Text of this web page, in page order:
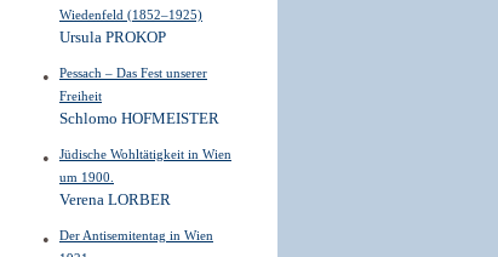
Wiedenfeld (1852–1925)
Ursula PROKOP
Pessach – Das Fest unserer
Freiheit
Schlomo HOFMEISTER
Jüdische Wohltätigkeit in Wien
um 1900.
Verena LORBER
Der Antisemitentag in Wien